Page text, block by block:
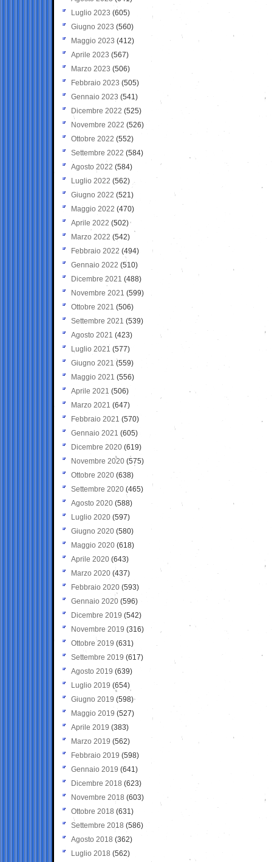
Luglio 2023 (605)
Giugno 2023 (560)
Maggio 2023 (412)
Aprile 2023 (567)
Marzo 2023 (506)
Febbraio 2023 (505)
Gennaio 2023 (541)
Dicembre 2022 (525)
Novembre 2022 (526)
Ottobre 2022 (552)
Settembre 2022 (584)
Agosto 2022 (584)
Luglio 2022 (562)
Giugno 2022 (521)
Maggio 2022 (470)
Aprile 2022 (502)
Marzo 2022 (542)
Febbraio 2022 (494)
Gennaio 2022 (510)
Dicembre 2021 (488)
Novembre 2021 (599)
Ottobre 2021 (506)
Settembre 2021 (539)
Agosto 2021 (423)
Luglio 2021 (577)
Giugno 2021(559)
Maggio 2021 (556)
Aprile 2021 (506)
Marzo 2021 (647)
Febbraio 2021 (570)
Gennaio 2021 (605)
Dicembre 2020 (619)
Novembre 2020 (575)
Ottobre 2020 (638)
Settembre 2020(465)
Agosto 2020 (588)
Luglio 2020 (597)
Giugno 2020 (580)
Maggio 2020 (618)
Aprile 2020 (643)
Marzo 2020 (437)
Febbraio 2020 (593)
Gennaio 2020 (596)
Dicembre 2019 (542)
Novembre 2019 (316)
Ottobre 2019 (631)
Settembre 2019 (617)
Agosto 2019 (639)
Luglio 2019 (654)
Giugno 2019 (598)
Maggio 2019 (527)
Aprile 2019 (383)
Marzo 2019 (562)
Febbraio 2019 (598)
Gennaio 2019 (641)
Dicembre 2018 (623)
Novembre 2018 (603)
Ottobre 2018 (631)
Settembre 2018 (586)
Agosto 2018 (362)
Luglio 2018 (562)